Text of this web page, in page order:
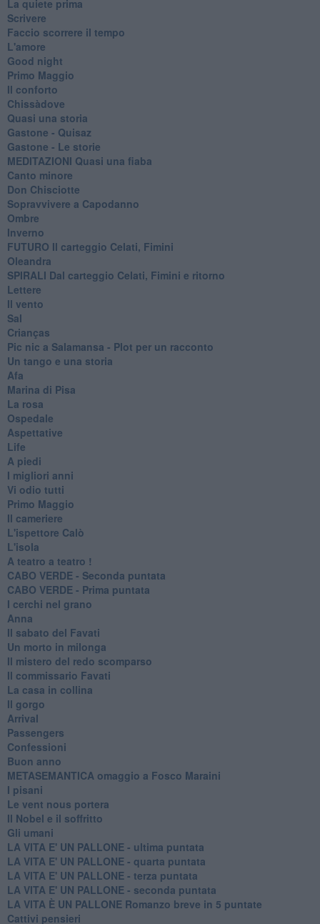
La quiete prima
Scrivere
Faccio scorrere il tempo
L'amore
Good night
Primo Maggio
Il conforto
Chissàdove
Quasi una storia
Gastone - Quisaz
Gastone - Le storie
MEDITAZIONI Quasi una fiaba
Canto minore
Don Chisciotte
Sopravvivere a Capodanno
Ombre
Inverno
FUTURO Il carteggio Celati, Fimini
Oleandra
SPIRALI Dal carteggio Celati, Fimini e ritorno
Lettere
Il vento
Sal
Crianças
Pic nic a Salamansa - Plot per un racconto
Un tango e una storia
Afa
Marina di Pisa
La rosa
Ospedale
Aspettative
Life
A piedi
I migliori anni
Vi odio tutti
Primo Maggio
Il cameriere
L'ispettore Calò
L'isola
A teatro a teatro !
CABO VERDE - Seconda puntata
CABO VERDE - Prima puntata
I cerchi nel grano
Anna
Il sabato del Favati
Un morto in milonga
Il mistero del redo scomparso
Il commissario Favati
La casa in collina
Il gorgo
Arrival
Passengers
Confessioni
Buon anno
METASEMANTICA omaggio a Fosco Maraini
I pisani
Le vent nous portera
Il Nobel e il soffritto
Gli umani
LA VITA E' UN PALLONE - ultima puntata
LA VITA E' UN PALLONE - quarta puntata
LA VITA E' UN PALLONE - terza puntata
LA VITA E' UN PALLONE - seconda puntata
LA VITA È UN PALLONE Romanzo breve in 5 puntate
Cattivi pensieri